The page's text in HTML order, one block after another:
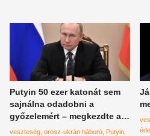
Putyin 50 ezer katonát sem
sajnálna odadobni a
győzelemért – megkezdte a
bűnbakkeresést is
veszteség orosz-ukrán háború Putyin